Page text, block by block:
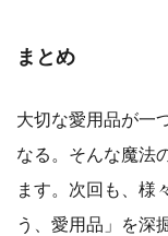
まとめ
大切な愛用品が一
なる。そんな魔法
ます。次回も、様
う、愛用品」を深